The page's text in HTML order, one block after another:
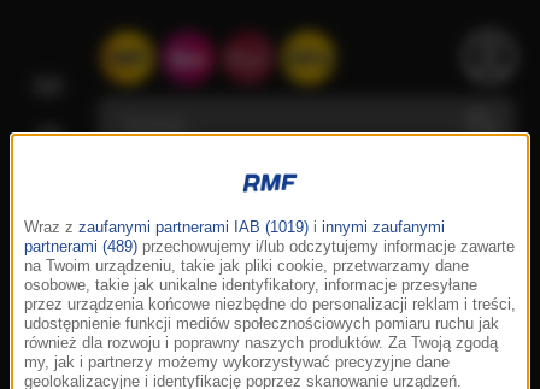
Wraz z zaufanymi partnerami IAB (1019) i innymi zaufanymi
partnerami (489) przechowujemy i/lub odczytujemy informacje zawarte
na Twoim urządzeniu, takie jak pliki cookie, przetwarzamy dane
osobowe, takie jak unikalne identyfikatory, informacje przesyłane
przez urządzenia końcowe niezbędne do personalizacji reklam i treści,
udostępnienie funkcji mediów społecznościowych pomiaru ruchu jak
również dla rozwoju i poprawny naszych produktów. Za Twoją zgodą
my, jak i partnerzy możemy wykorzystywać precyzyjne dane
geolokalizacyjne i identyfikację poprzez skanowanie urządzeń.